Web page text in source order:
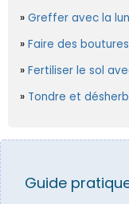
Greffer avec la
Faire des
Fertiliser le sol
Tondre et
Guide